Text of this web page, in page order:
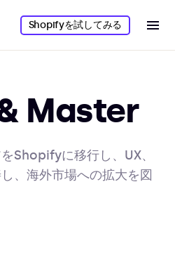
Shopifyを試してみる
Master
Shopifyに移行し、UX、
、海外市場への拡大を図